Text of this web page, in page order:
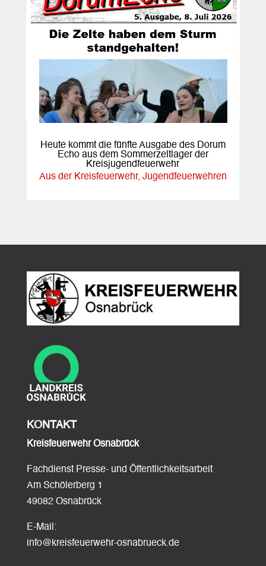
Heute kommt die fünfte Ausgabe des Dorum
Echo aus dem Sommerzeltlager der
Kreisjugendfeuerwehr
Aus der Kreisfeuerwehr, Jugendfeuerwehren
KONTAKT
Kreisfeuerwehr Osnabrück
Fachdienst Presse- und Öffentlichkeitsarbeit
Am Schölerberg 1
49082 Osnabrück
E-Mail:
info@kreisfeuerwehr-osnabrueck.de